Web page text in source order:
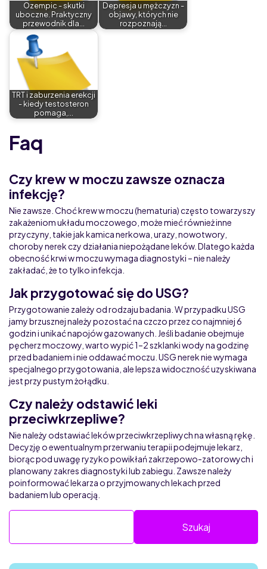
Ozempic - skutki
uboczne. Praktyczny
przewodnik dla…
Depresja u mężczyzn -
objawy, których nie
rozpoznają…
TRT i zaburzenia erekcji
- kiedy testosteron
pomaga,…
Faq
Czy krew w moczu zawsze oznacza
infekcję?
Nie zawsze. Choć krew w moczu (hematuria) często towarzyszy
zakażeniom układu moczowego, może mieć również inne
przyczyny, takie jak kamica nerkowa, urazy, nowotwory,
choroby nerek czy działania niepożądane leków. Dlatego każda
obecność krwi w moczu wymaga diagnostyki – nie należy
zakładać, że to tylko infekcja.
Jak przygotować się do USG?
Przygotowanie zależy od rodzaju badania. W przypadku USG
jamy brzusznej należy pozostać na czczo przez co najmniej 6
godzin i unikać napojów gazowanych. Jeśli badanie obejmuje
pęcherz moczowy, warto wypić 1–2 szklanki wody na godzinę
przed badaniem i nie oddawać moczu. USG nerek nie wymaga
specjalnego przygotowania, ale lepsza widoczność uzyskiwana
jest przy pustym żołądku.
Czy należy odstawić leki
przeciwkrzepliwe?
Nie należy odstawiać leków przeciwkrzepliwych na własną rękę.
Decyzję o ewentualnym przerwaniu terapii podejmuje lekarz,
biorąc pod uwagę ryzyko powikłań zakrzepowo-zatorowych i
planowany zakres diagnostyki lub zabiegu. Zawsze należy
poinformować lekarza o przyjmowanych lekach przed
badaniem lub operacją.